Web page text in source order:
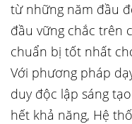
từ những năm đầu
đầu vững chắc trên
chuẩn bị tốt nhất
Với phương pháp
duy độc lập sáng
hết khả năng, Hệ